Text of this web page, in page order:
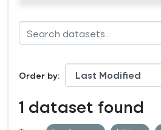
Order by
1 dataset found